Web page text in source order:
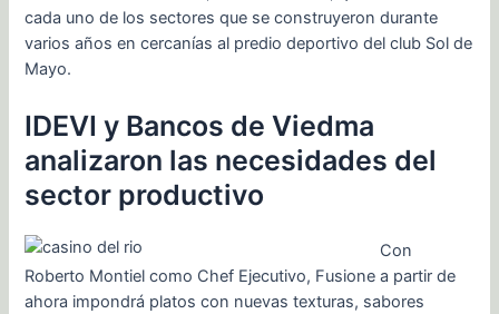
cada uno de los sectores que se construyeron durante
varios años en cercanías al predio deportivo del club Sol de
Mayo.
IDEVI y Bancos de Viedma
analizaron las necesidades del
sector productivo
Con
Roberto Montiel como Chef Ejecutivo, Fusione a partir de
ahora impondrá platos con nuevas texturas, sabores